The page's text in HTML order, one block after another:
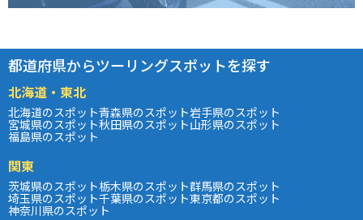
都道府県からツーリングスポットを探す
北海道・東北
北海道のスポット青森県のスポット岩手県のスポット
宮城県のスポット秋田県のスポット山形県のスポット
福島県のスポット
関東
茨城県のスポット栃木県のスポット群馬県のスポット
埼玉県のスポット千葉県のスポット東京都のスポット
神奈川県のスポット